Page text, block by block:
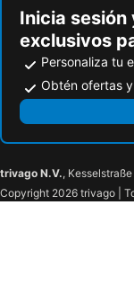
Inicia
exclusivos
Personaliza tu
Obtén ofertas
trivago N.V.,
Copyright 2026 trivago |